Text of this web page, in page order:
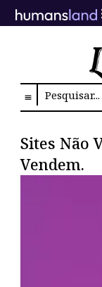
para
Search
Sites Não
Vendem.